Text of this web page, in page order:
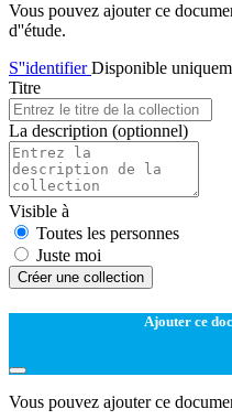
Vous pouvez ajouter ce
d''étude.
S''identifierDisponible
Titre
La description (optionnel)
Visible à
Toutes les personnes
Juste moi
Créer une collection
Ajouter ce
Vous pouvez ajouter ce